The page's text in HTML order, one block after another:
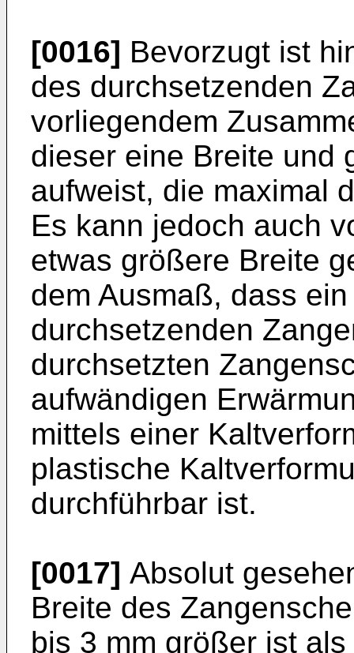
[0016] Bevorzugt ist
des durchsetzenden
vorliegendem
dieser eine Breite und
aufweist, die maximal
Es kann jedoch auch
etwas größere Breite
dem Ausmaß, dass
durchsetzenden
durchsetzten
aufwändigen
mittels einer
plastische
durchführbar ist.
[0017] Absolut
Breite des
bis 3 mm größer ist